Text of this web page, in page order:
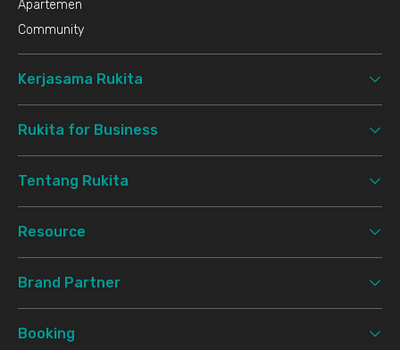
Apartemen
Community
Kerjasama Rukita
Rukita for Business
Tentang Rukita
Resource
Brand Partner
Booking